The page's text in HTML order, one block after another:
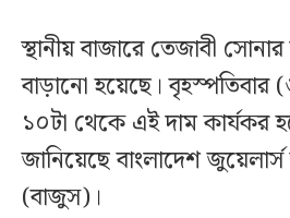
স্থানীয় বাজারে তেজাবী
বাড়ানো হয়েছে।
১০টা থেকে এই দাম কার্যকর
জানিয়েছে বাংলাদেশ
(বাজুস)।